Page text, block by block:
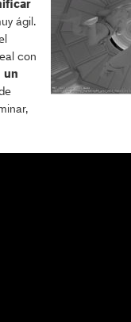
ágil.
con
un